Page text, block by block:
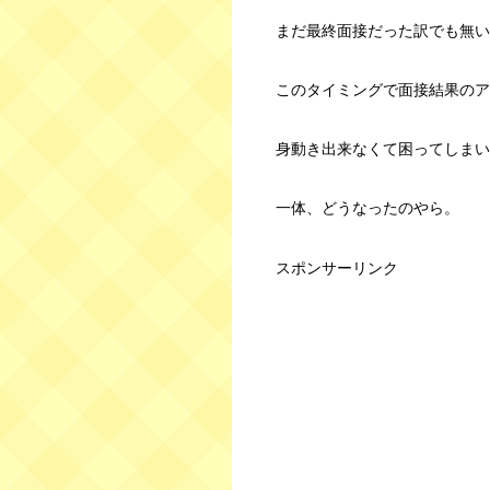
まだ最終面接だった訳でも無
このタイミングで面接結果の
身動き出来なくて困ってしまい
一体、どうなったのやら。
スポンサーリンク